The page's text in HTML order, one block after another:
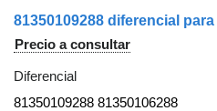
Precio a consultar
Diferencial
81350109288 81350106288